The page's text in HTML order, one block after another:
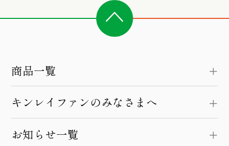
商品一覧
キンレイファンのみなさまへ
お知らせ一覧